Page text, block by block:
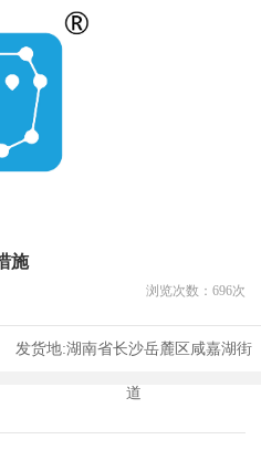
施
浏览次数： 696次
发货地:湖南省长沙岳麓区咸嘉湖街
道